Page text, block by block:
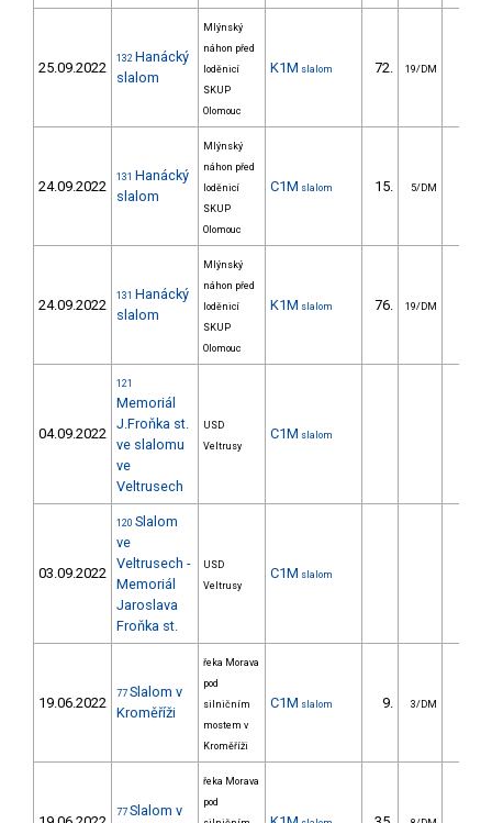
25.09.2022
132 Hanácký
slalom
Mlýnský
náhon před
loděnicí
SKUP
Olomouc
K1M slalom 72. 19/DM
24.09.2022
131 Hanácký
slalom
Mlýnský
náhon před
loděnicí
SKUP
Olomouc
C1M slalom 15. 5/DM
24.09.2022
131 Hanácký
slalom
Mlýnský
náhon před
loděnicí
SKUP
Olomouc
K1M slalom 76. 19/DM
04.09.2022
121
Memoriál
J.Froňka st.
ve slalomu
ve
Veltrusech
USD
Veltrusy
C1M slalom
03.09.2022
120 Slalom
ve
Veltrusech -
Memoriál
Jaroslava
Froňka st.
USD
Veltrusy
C1M slalom
19.06.2022
77 Slalom v
Kroměříži
řeka Morava
pod
silničním
mostem v
Kroměříži
C1M slalom 9. 3/DM
77 Slalom v
řeka Morava
pod